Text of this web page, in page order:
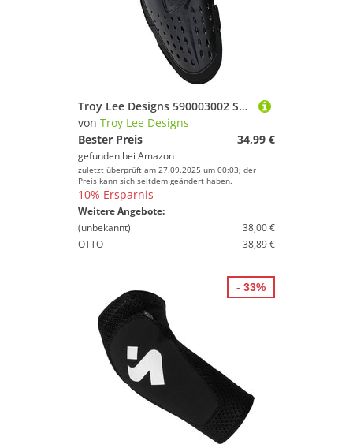
Troy Lee Designs 590003002 Schutz, Schwarz, M
von Troy Lee Designs
Bester Preis
34,99 €
gefunden bei Amazon
zuletzt überprüft am 27.09.2025 um 00:03; der
Preis kann sich seitdem geändert haben.
10% Ersparnis
Weitere Angebote:
(unbekannt)
38,00 €
OTTO
38,89 €
- 33%